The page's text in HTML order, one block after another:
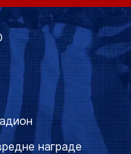
награде